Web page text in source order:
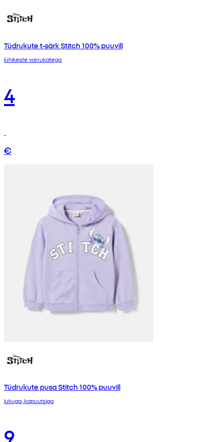
Tüdrukute t-särk Stitch 100% puuvill
lühikeste varrukatega
4
€
Tüdrukute pusa Stitch 100% puuvill
lukuga, kapuutsiga
9